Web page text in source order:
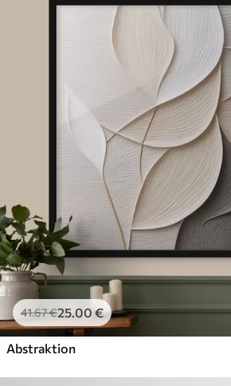
41.67€25.00 €
Abstraktion